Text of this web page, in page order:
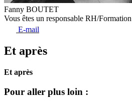
Fanny BOUTET
Vous êtes un responsable RH/Formation
E-mail
Et après
Et après
Pour aller plus loin :